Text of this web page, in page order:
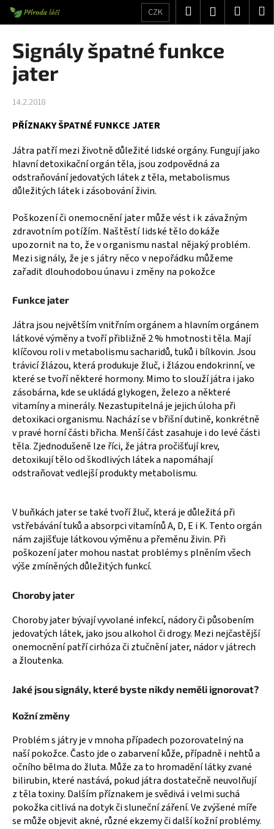
Přejít
obsah
CZK HledatPřihlášení
Signály špatné funkce
jater
14.2.2018
PŘÍZNAKY ŠPATNÉ FUNKCE JATER
Játra patří mezi životně důležité lidské orgány. Fungují jako
hlavní detoxikační orgán těla, jsou zodpovědná za
odstraňování jedovatých látek z těla, metabolismus
důležitých látek i zásobování živin.
Poškození či onemocnění jater může vést i k závažným
zdravotním potížím. Naštěstí lidské tělo dokáže
upozornit na to, že v organismu nastal nějaký problém.
Mezi signály, že je s játry něco v nepořádku můžeme
zařadit dlouhodobou únavu i změny na pokožce
Funkce jater
Játra jsou největším vnitřním orgánem a hlavním orgánem
látkové výměny a tvoří přibližně 2 % hmotnosti těla. Mají
klíčovou roli v metabolismu sacharidů, tuků i bílkovin. Jsou
trávicí žlázou, která produkuje žluč, i žlázou endokrinní, ve
které se tvoří některé hormony. Mimo to slouží játra i jako
zásobárna, kde se ukládá glykogen, železo a některé
vitamíny a minerály. Nezastupitelná je jejich úloha při
detoxikaci organismu. Nachází se v břišní dutině, konkrétně
v pravé horní části břicha. Menší část zasahuje i do levé části
těla. Zjednodušeně lze říci, že játra pročišťují krev,
detoxikují tělo od škodlivých látek a napomáhají
odstraňovat vedlejší produkty metabolismu.
V buňkách jater se také tvoří žluč, která je důležitá při
vstřebávání tuků a absorpci vitamínů A, D, E i K. Tento orgán
nám zajišťuje látkovou výměnu a přeměnu živin. Při
poškození jater mohou nastat problémy s plněním všech
výše zmíněných důležitých funkcí.
Choroby jater
Choroby jater bývají vyvolané infekcí, nádory či působením
jedovatých látek, jako jsou alkohol či drogy. Mezi nejčastější
onemocnění patří cirhóza či ztučnění jater, nádor v játrech
a žloutenka.
Jaké jsou signály, které byste nikdy neměli ignorovat?
Kožní změny
Problém s játry je v mnoha případech pozorovatelný na
naší pokožce. Často jde o zabarvení kůže, případně i nehtů a
očního bělma do žluta. Může za to hromadění látky zvané
bilirubin, které nastává, pokud játra dostatečně neuvolňují
z těla toxiny. Dalším příznakem je svědivá i velmi suchá
pokožka citlivá na dotyk či sluneční záření. Ve zvýšené míře
se může objevit akné, různé ekzemy či další kožní problémy.
o
C
o
p
t
ř
e
b
u
j
e
t
e
n
j
í
t
?
HLEDAT
D
o
r
u
č
u
e
m
e